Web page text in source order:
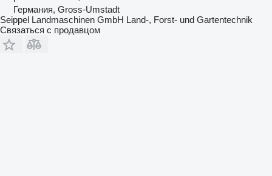
Германия, Gross-Umstadt
Seippel Landmaschinen GmbH Land-, Forst- und Gartentechnik
Связаться с продавцом